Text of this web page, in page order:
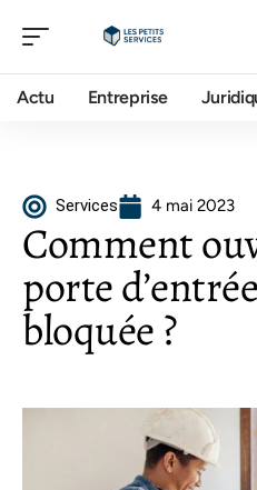
Actu Entreprise
Services 4 mai 2023
Comment
porte
bloquée ?